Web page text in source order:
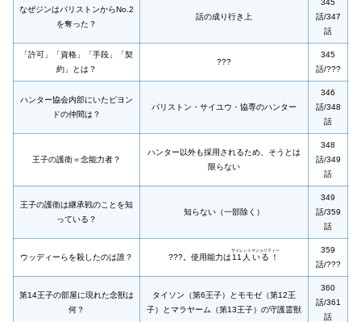
なぜジンはパリストンからNo.2
を奪った？
話の成り行き上
話/347
話
「許可」「資格」「手段」「契
約」とは？
???
345
話/???
ハンター協会内部にいたビヨン
ドの仲間は？
パリストン・サイユウ・協専のハンター
346
話/348
話
王子の護衛＝念能力者？
ハンター以外も採用されるため、そうとは
限らない
348
話/349
話
王子の護衛は継承戦のことを知
っている？
知らない（一部除く）
349
話/359
話
ウッディーらを殺したのは誰？ ???。使用能力は 11人いる！
サイレントマジョリティー
359
話/???
第14王子の部屋に現れた念獣は
何？
タイソン（第6王子）とモモゼ（第12王
子）とマラヤーム（第13王子）の守護霊獣
360
話/361
話